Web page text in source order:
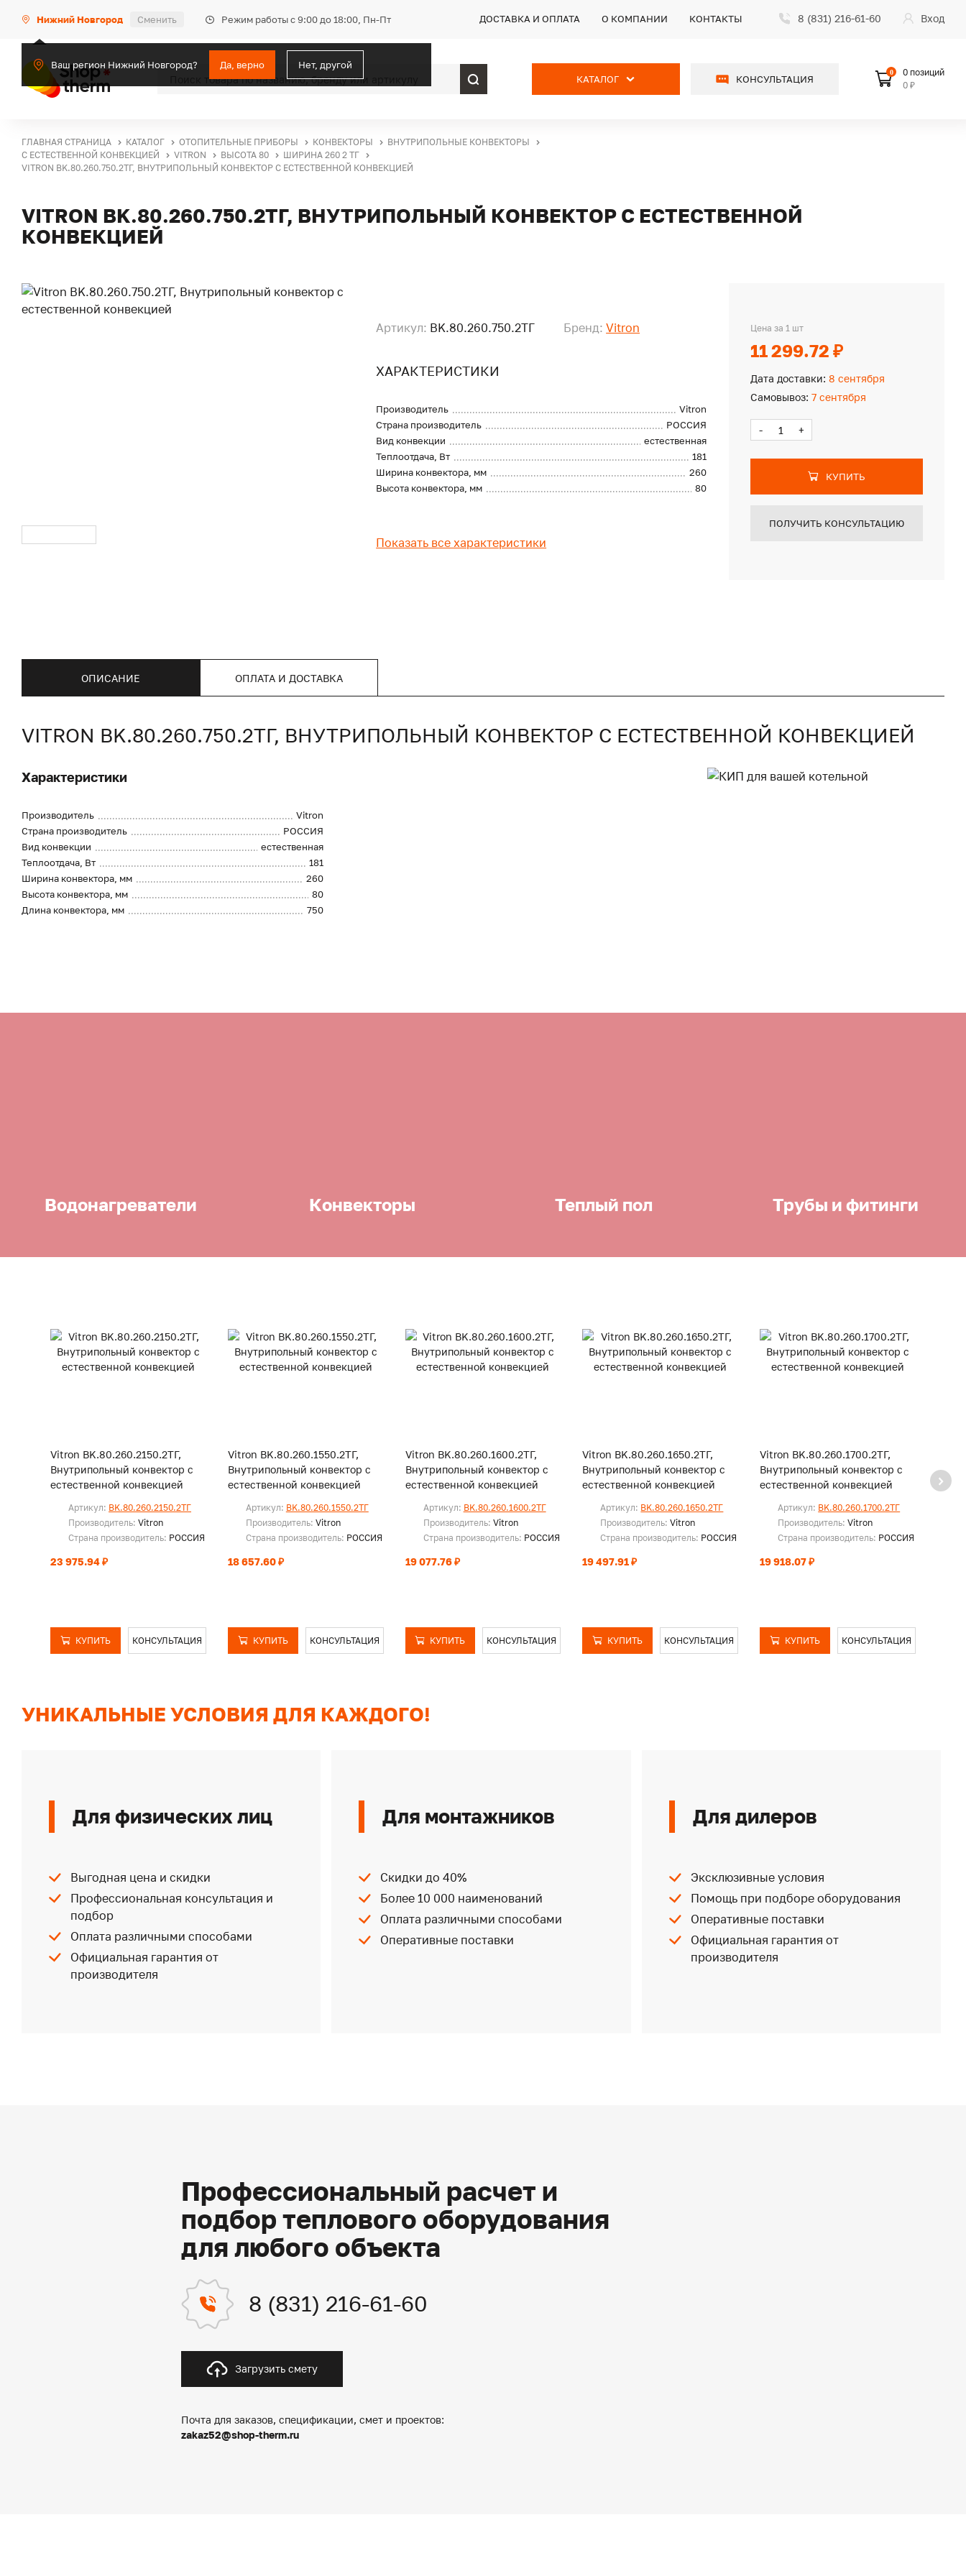
Нижний Новгород Сменить Режим работы с 9:00 до 18:00, Пн-Пт
Ваш регион Нижний Новгород? Да, верно Нет, другой
ДОСТАВКА И ОПЛАТА О КОМПАНИИ КОНТАКТЫ 8 (831) 216-61-60 Вход
КАТАЛОГ КОНСУЛЬТАЦИЯ
0
0 позиций
0 ₽
ГЛАВНАЯ СТРАНИЦА КАТАЛОГ ОТОПИТЕЛЬНЫЕ ПРИБОРЫ КОНВЕКТОРЫ
ВНУТРИПОЛЬНЫЕ КОНВЕКТОРЫ
С ЕСТЕСТВЕННОЙ КОНВЕКЦИЕЙ
VITRON ВЫСОТА 80
ШИРИНА 260 2 ТГ
VITRON BK.80.260.750.2ТГ, ВНУТРИПОЛЬНЫЙ КОНВЕКТОР С ЕСТЕСТВЕННОЙ КОНВЕКЦИЕЙ
VITRON BK.80.260.750.2ТГ, ВНУТРИПОЛЬНЫЙ КОНВЕКТОР С ЕСТЕСТВЕННОЙ
КОНВЕКЦИЕЙ
Артикул: BK.80.260.750.2ТГ Бренд: Vitron
ХАРАКТЕРИСТИКИ
Производитель
Vitron
Страна производитель
РОССИЯ
Вид конвекции
естественная
Теплоотдача, Вт
181
Ширина конвектора, мм
260
Высота конвектора, мм
80
Показать все характеристики
Цена за 1 шт
11 299.72 ₽
Дата доставки: 8 сентября
Самовывоз: 7 сентября
- +
КУПИТЬ
ПОЛУЧИТЬ КОНСУЛЬТАЦИЮ
ОПИСАНИЕ ОПЛАТА И ДОСТАВКА
VITRON BK.80.260.750.2ТГ, ВНУТРИПОЛЬНЫЙ КОНВЕКТОР С ЕСТЕСТВЕННОЙ КОНВЕКЦИЕЙ
Характеристики
Производитель
Vitron
Страна производитель
РОССИЯ
Вид конвекции
естественная
Теплоотдача, Вт
181
Ширина конвектора, мм
260
Высота конвектора, мм
80
Длина конвектора, мм
750
Водонагреватели Конвекторы Теплый пол Трубы и фитинги
Vitron BK.80.260.2150.2ТГ,
Внутрипольный конвектор с
естественной конвекцией
Артикул: BK.80.260.2150.2ТГ
Производитель: Vitron
Страна производитель: РОССИЯ
23 975.94 ₽
КУПИТЬ КОНСУЛЬТАЦИЯ
Vitron BK.80.260.1550.2ТГ,
Внутрипольный конвектор с
естественной конвекцией
Артикул: BK.80.260.1550.2ТГ
Производитель: Vitron
Страна производитель: РОССИЯ
18 657.60 ₽
КУПИТЬ КОНСУЛЬТАЦИЯ
Vitron BK.80.260.1600.2ТГ,
Внутрипольный конвектор с
естественной конвекцией
Артикул: BK.80.260.1600.2ТГ
Производитель: Vitron
Страна производитель: РОССИЯ
19 077.76 ₽
КУПИТЬ КОНСУЛЬТАЦИЯ
Vitron BK.80.260.1650.2ТГ,
Внутрипольный конвектор с
естественной конвекцией
Артикул: BK.80.260.1650.2ТГ
Производитель:Vitron
Страна производитель: РОССИЯ
19 497.91 ₽
КУПИТЬ КОНСУЛЬТАЦИЯ
Vitron BK.80.260.1700.2ТГ,
Внутрипольный конвектор с
естественной конвекцией
Артикул: BK.80.260.1700.2ТГ
Производитель:Vitron
Страна производитель: РОССИЯ
19 918.07 ₽
КУПИТЬ КОНСУЛЬТАЦИЯ
УНИКАЛЬНЫЕ УСЛОВИЯ ДЛЯ КАЖДОГО!
Для физических лиц
Выгодная цена и скидки
Профессиональная консультация и
подбор
Оплата различными способами
Официальная гарантия от
производителя
Для монтажников
Скидки до 40%
Более 10 000 наименований
Оплата различными способами
Оперативные поставки
Для дилеров
Эксклюзивные условия
Помощь при подборе оборудования
Оперативные поставки
Официальная гарантия от
производителя
Профессиональный расчет и
подбор теплового оборудования
для любого объекта
8 (831) 216-61-60
Загрузить смету
Почта для заказов, спецификации, смет и проектов:
zakaz52@shop-therm.ru